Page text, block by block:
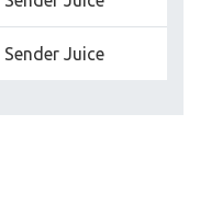
Sender Juice